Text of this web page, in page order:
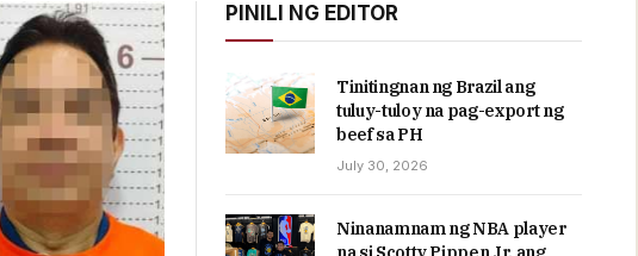
PINILI NG EDITOR
Tinitingnan ng Brazil ang
tuluy-tuloy na pag-export ng
beef sa PH
July 30, 2026
Ninanamnam ng NBA player